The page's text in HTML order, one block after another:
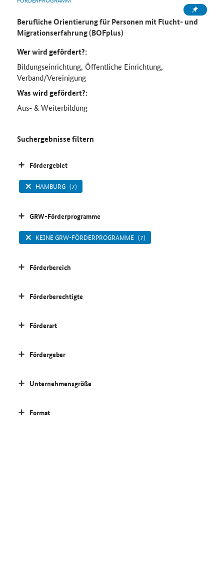
Berufliche Orientierung für Personen mit Flucht- und
Migrationserfahrung (BOFplus)
Wer wird gefördert?:
Bildungseinrichtung, Öffentliche Einrichtung,
Verband/Vereinigung
Was wird gefördert?:
Aus- & Weiterbildung
Suchergebnisse filtern
Fördergebiet
HAMBURG (7)
GRW-Förderprogramme
KEINE GRW-FÖRDERPROGRAMME (7)
Förderbereich
Förderberechtigte
Förderart
Fördergeber
Unternehmensgröße
Format